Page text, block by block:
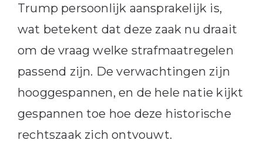
Trump persoonlijk aansprakelijk is,
wat betekent dat deze zaak nu draait
om de vraag welke strafmaatregelen
passend zijn. De verwachtingen zijn
hooggespannen, en de hele natie kijkt
gespannen toe hoe deze historische
rechtszaak zich ontvouwt.